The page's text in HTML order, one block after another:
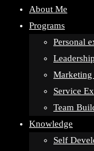
About Me
Programs
Personal
Marketing
Service
Team
Knowledge
Self